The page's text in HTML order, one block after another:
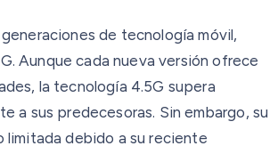
de tecnología móvil,
Aunque cada nueva versión ofrece
la tecnología 4.5G supera
a sus predecesoras. Sin embargo, su
limitada debido a su reciente